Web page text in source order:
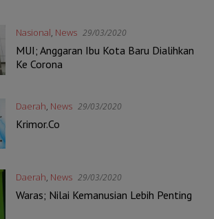
Nasional, News 29/03/2020
MUI; Anggaran Ibu Kota Baru Dialihkan
Ke Corona
Daerah, News 29/03/2020
Krimor.Co
Daerah, News 29/03/2020
Waras; Nilai Kemanusian Lebih Penting